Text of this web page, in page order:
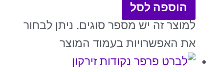
הוספה לסל
למוצר זה יש מספר סוגים. ניתן לבחור
את האפשרויות בעמוד המוצר